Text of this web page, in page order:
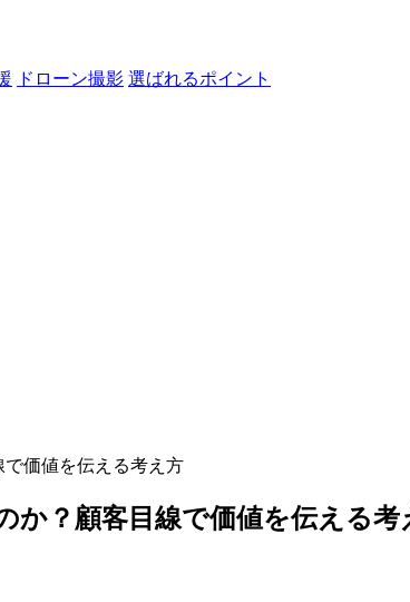
ドローン撮影 選ばれるポイント
価値を伝える考え方
か？顧客目線で価値を伝える考